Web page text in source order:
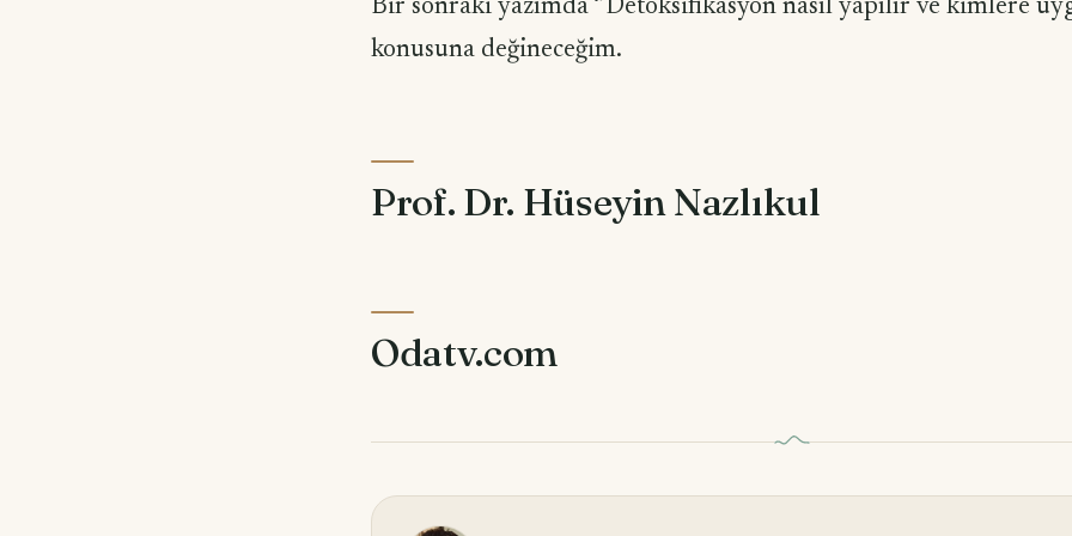
Bir sonraki yazımda ‘’Detoksifikasyon nasıl yapılır ve kimlere
konusuna değineceğim.
Prof. Dr. Hüseyin Nazlıkul
Odatv.com